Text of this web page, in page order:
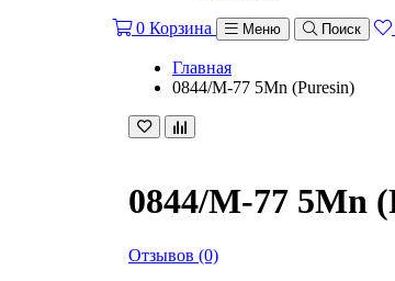
0 Корзина Меню Поиск
Главная
0844/M-77 5Mn (Puresin)
0844/M-77 5Mn
Отзывов (0)